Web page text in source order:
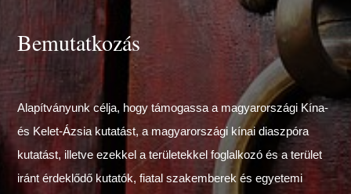
Bemutatkozás
Alapítványunk célja, hogy támogassa a magyarországi Kína-
és Kelet-Ázsia kutatást, a magyarországi kínai diaszpóra
kutatást, illetve ezekkel a területekkel foglalkozó és a terület
iránt érdeklődő kutatók, fiatal szakemberek és egyetemi